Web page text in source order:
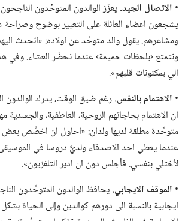
‏• الاتصال الجيد.‏يعزّز الوالدون المتوحِّدون
يشجعون اعضاء العائلة على التعبير بوضوح وصراحة
ومشاعرهم.‏ يقول والد متوحِّد عن اولاده:‏ «اتحدث
ونتمتع ‹بلحظات حميمة› عندما نحضّر العشاء.‏ وفي
الي بمكنونات قلبهم».‏
‏• الاهتمام بالنفس.‏رغم ضيق الوقت،‏ يدرك الوالدون
ان الاهتمام بحاجاتهم الروحية،‏ العاطفية،‏ والجسدية
متوحِّدة مطلقة لديها ولدان:‏ «احاول ان اخصِّص بعض
عندما يعطي احد الاصدقاء ولديَّ دروسا في
لأختلي بنفسي.‏ فأجلس دون ان ادير التلفزيون».‏
‏• الموقف الايجابي.‏يحافظ الوالدون المتوحِّدون
ايجابية بالنسبة الى دورهم كوالدين وإلى الحياة